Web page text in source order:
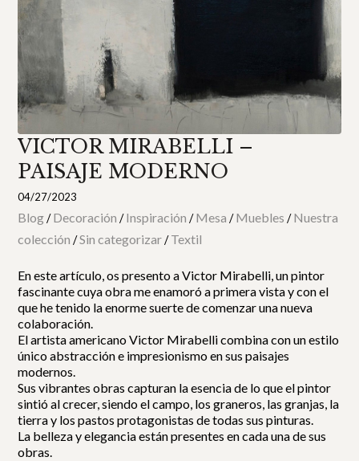
VICTOR MIRABELLI –
PAISAJE MODERNO
04/27/2023
Blog/Decoración /Inspiración /Mesa /Muebles /Nuestra
colección /Sin categorizar/Textil
En este artículo, os presento a Victor Mirabelli, un pintor
fascinante cuya obra me enamoró a primera vista y con el
que he tenido la enorme suerte de comenzar una nueva
colaboración.
El artista americano Victor Mirabelli combina con un estilo
único abstracción e impresionismo en sus paisajes
modernos.
Sus vibrantes obras capturan la esencia de lo que el pintor
sintió al crecer, siendo el campo, los graneros, las granjas, la
tierra y los pastos protagonistas de todas sus pinturas.
La belleza y elegancia están presentes en cada una de sus
obras.